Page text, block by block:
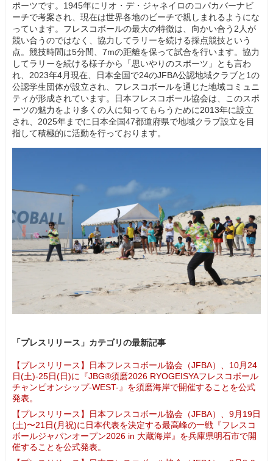
ポーツです。1945年にリオ・デ・ジャネイロのコパカバーナビ
ーチで考案され、現在は世界各地のビーチで親しまれるようにな
っています。フレスコボールの最大の特徴は、向かい合う2人が
競い合うのではなく、協力してラリーを続ける採点競技という
点。競技時間は5分間、7mの距離を保って試合を行います。協力
してラリーを続ける様子から「思いやりのスポーツ」とも言わ
れ、2023年4月現在、日本全国で24のJFBA公認地域クラブと1の
公認学生団体が設立され、フレスコボールを通じた地域コミュニ
ティが形成されています。日本フレスコボール協会は、このスポ
ーツの魅力をより多くの人に知ってもらうために2013年に設立
され、2025年までに日本全国47都道府県で地域クラブ設立を目
指して積極的に活動を行っております。
「プレスリリース」カテゴリの最新記事
【プレスリリース】日本フレスコボール協会（JFBA）、10月24
日(土)-25日(日)に『JBG®須磨2026 RYOGEISYAフレスコボール
チャンピオンシップ-WEST-』を須磨海岸で開催することを公式
発表。
【プレスリリース】日本フレスコボール協会（JFBA）、9月19日
(土)〜21日(月祝)に日本代表を決定する最高峰の一戦『フレスコ
ボールジャパンオープン2026 in 大蔵海岸』を兵庫県明石市で開
催することを公式発表。